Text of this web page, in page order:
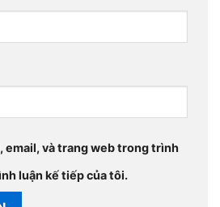
email, và trang web trong trình
luận kế tiếp của tôi.